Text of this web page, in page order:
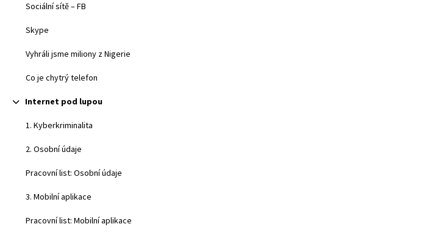
Sociální sítě – FB
Skype
Vyhráli jsme miliony z Nigerie
Co je chytrý telefon
SbalitInternet pod lupou
1. Kyberkriminalita
2. Osobní údaje
Pracovní list: Osobní údaje
3. Mobilní aplikace
Pracovní list: Mobilní aplikace